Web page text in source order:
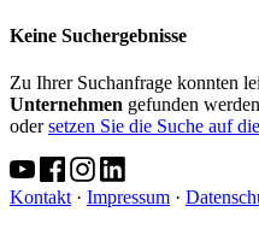
Keine Suchergebnisse
Zu Ihrer Suchanfrage konnten
Unternehmen gefunden
odersetzen Sie die Suche auf
Kontakt · Impressum ·